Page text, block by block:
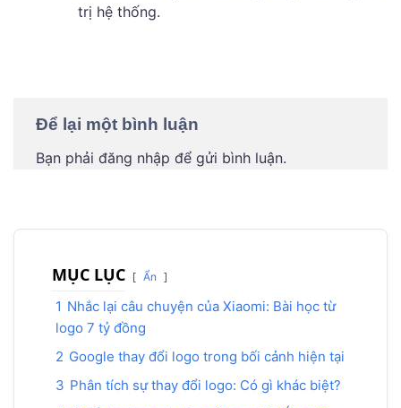
MỤC LỤC Ẩn
1 Nhắc lại câu chuyện của Xiaomi: Bài học từ
logo 7 tỷ đồng
2 Google thay đổi logo trong bối cảnh hiện tại
3 Phân tích sự thay đổi logo: Có gì khác biệt?
trị hệ thống.
Để lại một bình luận
Bạn phải đăng nhập để gửi bình luận.